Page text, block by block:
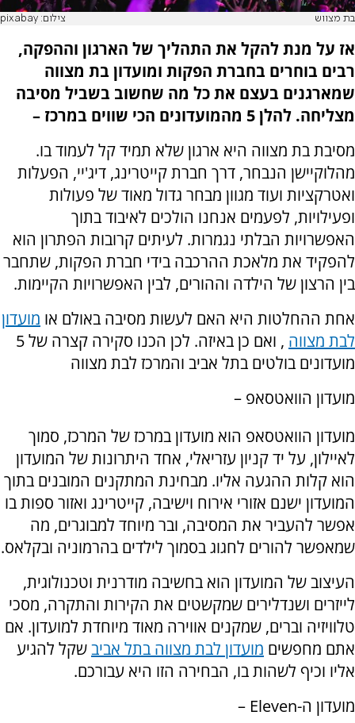
בת מצווש צילום: pixabay
אז על מנת להקל את התהליך של הארגון וההפקה,
רבים בוחרים בחברת הפקות ומועדון בת מצווה
שמארגנים בעצם את כל מה שחשוב בשביל מסיבה
מצליחה. להלן 5 מהמועדונים הכי שווים במרכז –
מסיבת בת מצווה היא ארגון שלא תמיד קל לעמוד בו.
מהלוקיישן הנבחר, דרך חברת קייטרינג, דיג'יי, הפעלות
ואטרקציות ועוד מגוון מבחר גדול מאוד של פעולות
ופעילויות, לפעמים אנחנו הולכים לאיבוד בתוך
האפשרויות הבלתי נגמרות. לעיתים קרובות הפתרון הוא
להפקיד את מלאכת ההרכבה בידי חברת הפקות, שתחבר
בין הרצון של הילדה וההורים, לבין האפשרויות הקיימות.
אחת ההחלטות היא האם לעשות מסיבה באולם או מועדון
לבת מצווה
, ואם כן באיזה. לכן הכנו סקירה קצרה של 5
מועדונים בולטים בתל אביב והמרכז לבת מצווה
מועדון הוואטסאפ –
מועדון הוואטסאפ הוא מועדון במרכז של המרכז, סמוך
לאיילון, על יד קניון עזריאלי, אחד היתרונות של המועדון
הוא קלות ההגעה אליו. מבחינת המתקנים המובנים בתוך
המועדון ישנם אזורי אירוח וישיבה, קייטרינג ואזור ספות בו
אפשר להעביר את המסיבה, ובר מיוחד למבוגרים, מה
שמאפשר להורים לחגוג בסמוך לילדים בהרמוניה ובקלאס.
העיצוב של המועדון הוא בחשיבה מודרנית וטכנולוגית,
לייזרים ושנדלירים שמקשטים את הקירות והתקרה, מסכי
טלוויזיה וברים, שמקנים אווירה מאוד מיוחדת למועדון. אם
אתם מחפשים מועדון לבת מצווה בתל אביבשקל להגיע
אליו וכיף לשהות בו, הבחירה הזו היא עבורכם.
מועדון ה-Eleven
–